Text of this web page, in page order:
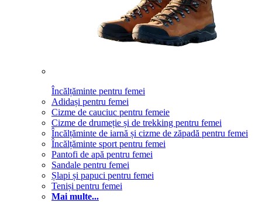
Încălțăminte pentru femei
Adidași pentru femei
Cizme de cauciuc pentru femeie
Cizme de drumeție și de trekking pentru femei
Încălțăminte de iarnă și cizme de zăpadă pentru femei
Încălțăminte sport pentru femei
Pantofi de apă pentru femei
Sandale pentru femei
Șlapi și papuci pentru femei
Teniși pentru femei
Mai multe...